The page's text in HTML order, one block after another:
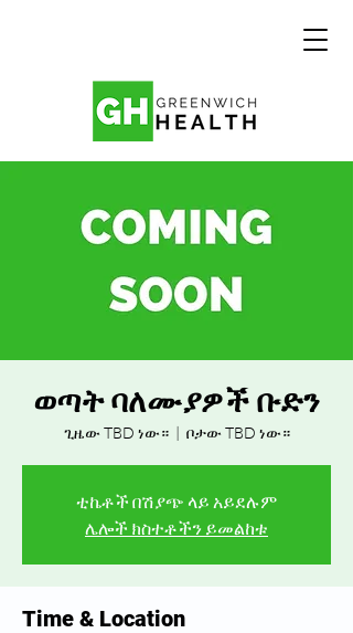
ወጣት ባለሙያዎች ቡድን
ጊዜው TBD ነው።
  |
ቦታው TBD ነው።
ቲኬቶች በሽያጭ ላይ አይደሉም
ሌሎች ክስተቶችን ይመልከቱ
Time & Location